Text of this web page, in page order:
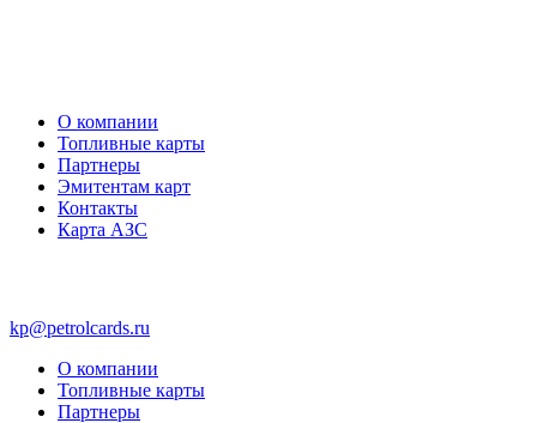
О компании
Топливные карты
Партнеры
Эмитентам карт
Контакты
Карта АЗС
kp@petrolcards.ru
О компании
Топливные карты
Партнеры